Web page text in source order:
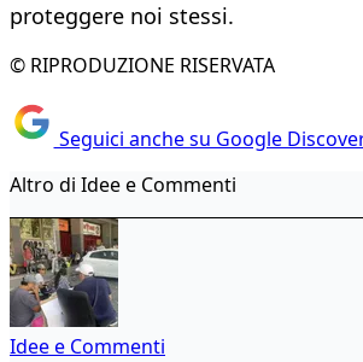
proteggere noi stessi.
© RIPRODUZIONE RISERVATA
Seguici anche su Google
Altro di Idee e Commenti
Idee e Commenti